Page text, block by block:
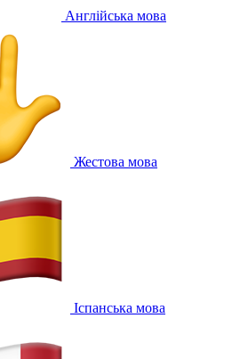
Англійська мова
Жестова мова
Іспанська мова